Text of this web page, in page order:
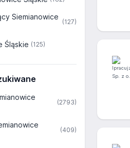
Siemianowice
(127)
Śląskie (125)
(2793)
(409)